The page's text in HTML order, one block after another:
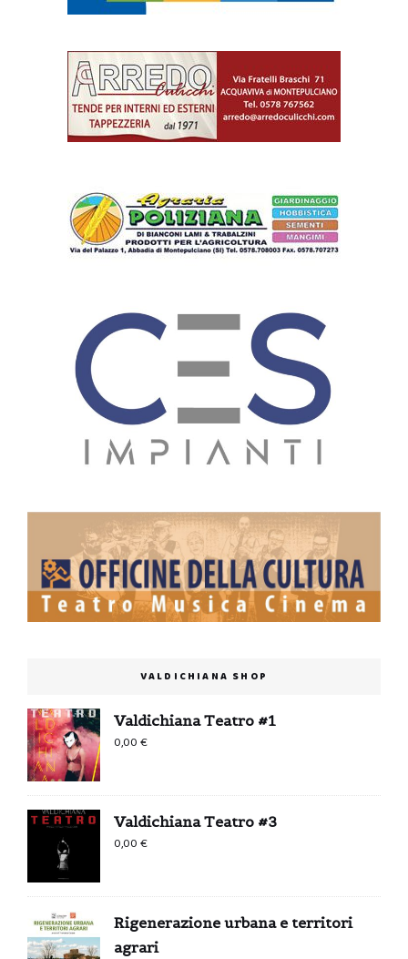
VALDICHIANA SHOP
Valdichiana Teatro #1
0,00€
Valdichiana Teatro #3
0,00€
Rigenerazione urbana e territori
agrari